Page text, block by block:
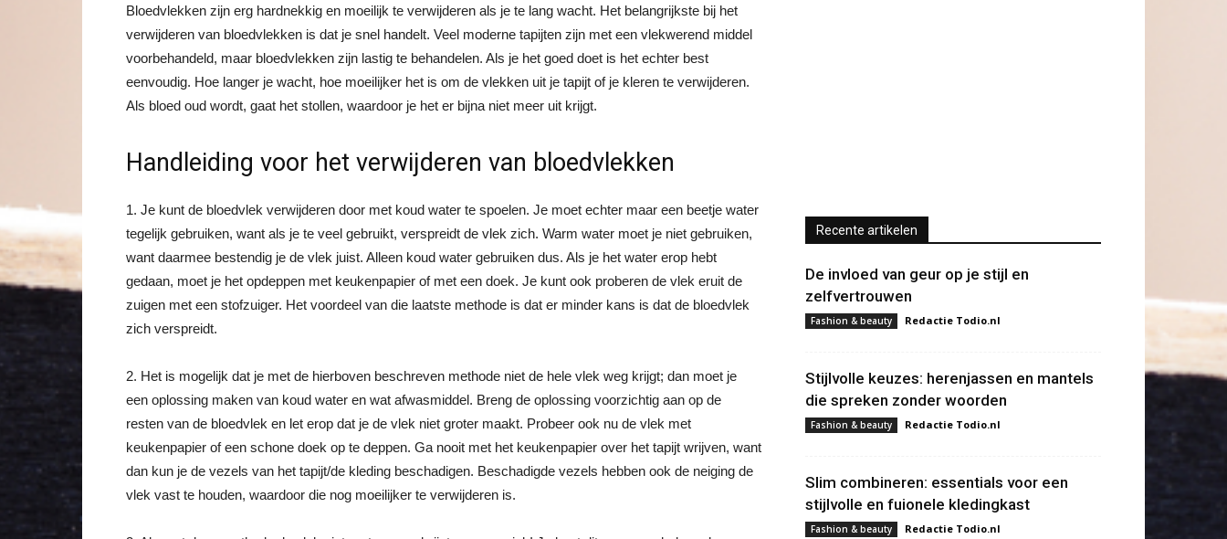
Bloedvlekken zijn erg hardnekkig en moeilijk te verwijderen als je te lang wacht. Het belangrijkste bij het
verwijderen van bloedvlekken is dat je snel handelt. Veel moderne tapijten zijn met een vlekwerend middel
voorbehandeld, maar bloedvlekken zijn lastig te behandelen. Als je het goed doet is het echter best
eenvoudig. Hoe langer je wacht, hoe moeilijker het is om de vlekken uit je tapijt of je kleren te verwijderen.
Als bloed oud wordt, gaat het stollen, waardoor je het er bijna niet meer uit krijgt.
Handleiding voor het verwijderen van bloedvlekken
1. Je kunt de bloedvlek verwijderen door met koud water te spoelen. Je moet echter maar een beetje water
tegelijk gebruiken, want als je te veel gebruikt, verspreidt de vlek zich. Warm water moet je niet gebruiken,
want daarmee bestendig je de vlek juist. Alleen koud water gebruiken dus. Als je het water erop hebt
gedaan, moet je het opdeppen met keukenpapier of met een doek. Je kunt ook proberen de vlek eruit de
zuigen met een stofzuiger. Het voordeel van die laatste methode is dat er minder kans is dat de bloedvlek
zich verspreidt.
2. Het is mogelijk dat je met de hierboven beschreven methode niet de hele vlek weg krijgt; dan moet je
een oplossing maken van koud water en wat afwasmiddel. Breng de oplossing voorzichtig aan op de
resten van de bloedvlek en let erop dat je de vlek niet groter maakt. Probeer ook nu de vlek met
keukenpapier of een schone doek op te deppen. Ga nooit met het keukenpapier over het tapijt wrijven, want
dan kun je de vezels van het tapijt/de kleding beschadigen. Beschadigde vezels hebben ook de neiging de
vlek vast te houden, waardoor die nog moeilijker te verwijderen is.
Recente artikelen
De invloed van geur op je stijl en
zelfvertrouwen
Fashion & beauty Redactie Todio.nl
Stijlvolle keuzes: herenjassen en mantels
die spreken zonder woorden
Fashion & beauty Redactie Todio.nl
Slim combineren: essentials voor een
stijlvolle en fuionele kledingkast
Fashion & beauty Redactie Todio.nl